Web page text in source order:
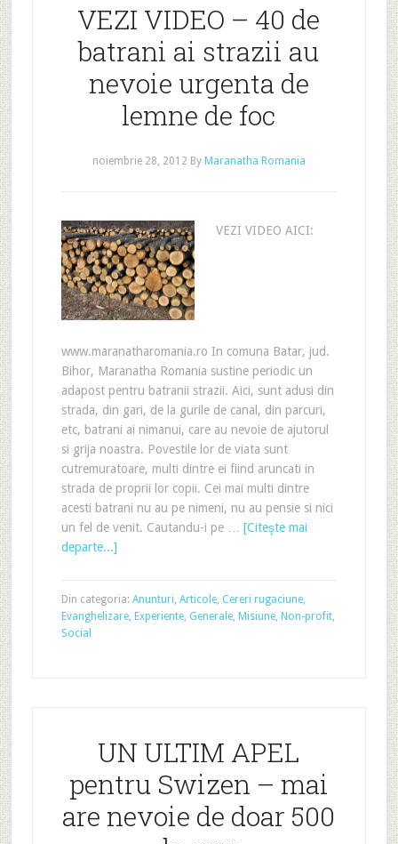
VEZI VIDEO – 40 de
batrani ai strazii au
nevoie urgenta de
lemne de foc
noiembrie 28, 2012 By Maranatha Romania
VEZI VIDEO AICI:
www.maranatharomania.ro In comuna Batar, jud.
Bihor, Maranatha Romania sustine periodic un
adapost pentru batranii strazii. Aici, sunt adusi din
strada, din gari, de la gurile de canal, din parcuri,
etc, batrani ai nimanui, care au nevoie de ajutorul
si grija noastra. Povestile lor de viata sunt
cutremuratoare, multi dintre ei fiind aruncati in
strada de proprii lor copii. Cei mai multi dintre
acesti batrani nu au pe nimeni, nu au pensie si nici
un fel de venit. Cautandu-i pe … [Citeşte mai
departe...]
Din categoria: Anunturi, Articole, Cereri rugaciune,
Evanghelizare, Experiente, Generale, Misiune, Non-profit,
Social
UN ULTIM APEL
pentru Swizen – mai
are nevoie de doar 500